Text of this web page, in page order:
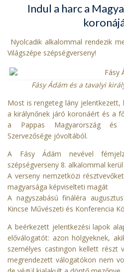
Indul a harc a
Nyolcadik alkalommal rendezik
Világszépe szépségverseny!
Fásy Ádám és a tavalyi
Most is rengeteg lány
a királynőnek járó koronáért és a
a Pappas Magyarország és
Szervezősége jóvoltából.
A Fásy Ádám nevével
szépségverseny 8. alkalommal
A verseny nemzetközi
magyarsága képviselteti magát
A nagyszabású fináléra
Kincse Művészeti és Konferencia
A beérkezett jelentkezési lapok
előválogatót: azon hölgyeknek,
személyes castingon kellett részt
megrendezett válogatókon nem